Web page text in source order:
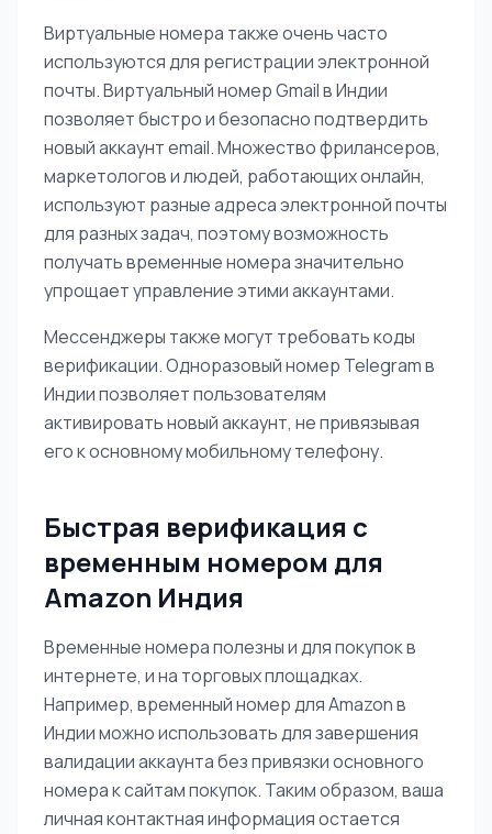
Виртуальные номера также очень часто
используются для регистрации электронной
почты. Виртуальный номер Gmail в Индии
позволяет быстро и безопасно подтвердить
новый аккаунт email. Множество фрилансеров,
маркетологов и людей, работающих онлайн,
используют разные адреса электронной почты
для разных задач, поэтому возможность
получать временные номера значительно
упрощает управление этими аккаунтами.
Мессенджеры также могут требовать коды
верификации. Одноразовый номер Telegram в
Индии позволяет пользователям
активировать новый аккаунт, не привязывая
его к основному мобильному телефону.
Быстрая верификация с
временным номером для
Amazon Индия
Временные номера полезны и для покупок в
интернете, и на торговых площадках.
Например, временный номер для Amazon в
Индии можно использовать для завершения
валидации аккаунта без привязки основного
номера к сайтам покупок. Таким образом, ваша
личная контактная информация остается